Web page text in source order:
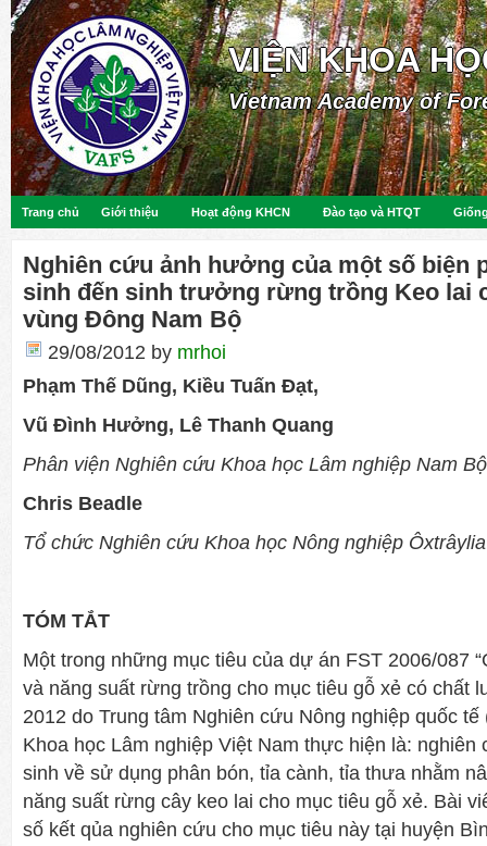
VIỆN KHOA
Vietnam Academy of
Trang chủ Giới thiệu Hoạt động KHCN Đào tạo và HTQT
Nghiên cứu ảnh hưởng của một số biện
sinh đến sinh trưởng rừng trồng Keo lai
vùng Đông Nam Bộ
29/08/2012 by mrhoi
Phạm Thế Dũng, Kiều Tuấn Đạt,
Vũ Đình Hưởng, Lê Thanh Quang
Phân viện Nghiên cứu Khoa học Lâm nghiệp Nam Bộ
Chris Beadle
Tổ chức Nghiên cứu Khoa học Nông nghiệp
TÓM TẮT
Một trong những mục tiêu của dự án FST 2006/087
và năng suất rừng trồng cho mục tiêu gỗ xẻ có chất
2012 do Trung tâm Nghiên cứu Nông nghiệp quốc
Khoa học Lâm nghiệp Việt Nam thực hiện là: nghiên
sinh về sử dụng phân bón, tỉa cành, tỉa thưa nhằm
năng suất rừng cây keo lai cho mục tiêu gỗ xẻ. Bài
số kết qủa nghiên cứu cho mục tiêu này tại huyện